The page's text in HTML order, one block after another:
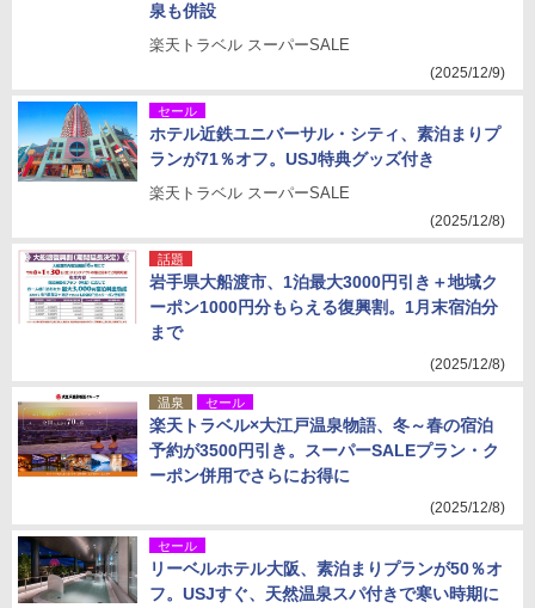
泉も併設
楽天トラベル スーパーSALE
(2025/12/9)
セール
ホテル近鉄ユニバーサル・シティ、素泊まりプ
ランが71％オフ。USJ特典グッズ付き
楽天トラベル スーパーSALE
(2025/12/8)
話題
岩手県大船渡市、1泊最大3000円引き＋地域ク
ーポン1000円分もらえる復興割。1月末宿泊分
まで
(2025/12/8)
温泉 セール
楽天トラベル×大江戸温泉物語、冬～春の宿泊
予約が3500円引き。スーパーSALEプラン・ク
ーポン併用でさらにお得に
(2025/12/8)
セール
リーベルホテル大阪、素泊まりプランが50％オ
フ。USJすぐ、天然温泉スパ付きで寒い時期に